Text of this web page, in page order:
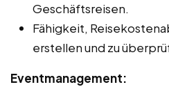
Geschäftsreisen.
Fähigkeit,
erstellen und zu
Eventmanagement: